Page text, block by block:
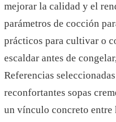
mejorar la calidad y el
parámetros de cocción
prácticos para cultivar o
escaldar antes de
Referencias
reconfortantes sopas
un vínculo concreto entre